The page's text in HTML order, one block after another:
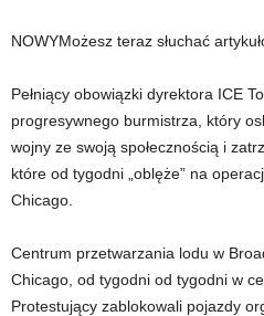
NOWYMożesz teraz słuchać
Pełniący obowiązki dyrektora ICE
progresywnego burmistrza, który
wojny ze swoją społecznością i
które od tygodni „oblęże” na
Chicago.
Centrum przetwarzania lodu w
Chicago, od tygodni od tygodni w
Protestujący zablokowali pojazdy